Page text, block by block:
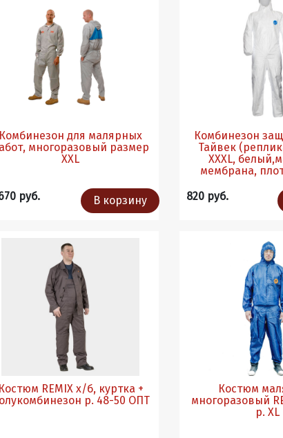
Комбинезон для малярных
многоразовый размер
XXL
руб. В корзину
Комбинезон
Тайвек
XXXL,
мембрана,
820 руб.
Костюм REMIX х/б, куртка +
полукомбинезон р. 48-50 ОПТ
Костюм
многоразовый
р. XL